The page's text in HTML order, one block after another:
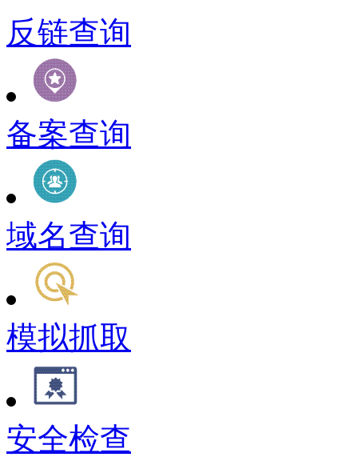
反链查询
备案查询
域名查询
模拟抓取
安全检查